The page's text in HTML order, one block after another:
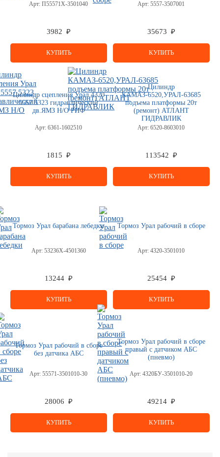
Арт: П55571Х-3501040
3982 ₽
КУПИТЬ
Арт: 5557-3507001
35673 ₽
КУПИТЬ
Цилиндр сцепления Урал 4320
5557 5323 гидравлический
дв.ЯМЗ Н/О РИФ
Арт: 6361-1602510
1815 ₽
КУПИТЬ
Цилиндр
КАМАЗ-6520,УРАЛ-63685
подъема платформы 20т
(ремонт) АТЛАНТ
ГИДРАВЛИК
Арт: 6520-8603010
113542 ₽
КУПИТЬ
Тормоз Урал барабана лебедки
Арт:53236Х-4501360
13244 ₽
КУПИТЬ
Тормоз Урал рабочий в сборе
Арт: 4320-3501010
25454 ₽
КУПИТЬ
Тормоз Урал рабочий в сборе
без датчика АБС
Арт: 55571-3501010-30
28006 ₽
КУПИТЬ
Тормоз Урал рабочий в сборе
правый с датчиком АБС
(пневмо)
Арт: 4320БУ-3501010-20
49214 ₽
КУПИТЬ